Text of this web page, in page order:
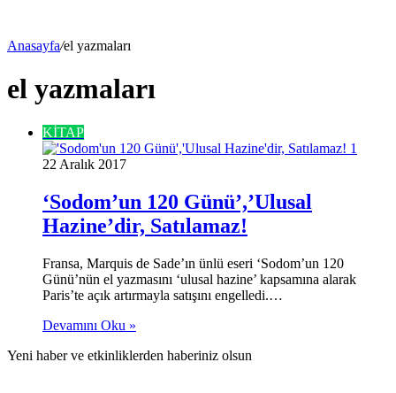
Anasayfa/el yazmaları
el yazmaları
KİTAP
22 Aralık 2017
‘Sodom’un 120 Günü’,’Ulusal
Hazine’dir, Satılamaz!
Fransa, Marquis de Sade’ın ünlü eseri ‘Sodom’un 120
Günü’nün el yazmasını ‘ulusal hazine’ kapsamına alarak
Paris’te açık artırmayla satışını engelledi.…
Devamını Oku »
Yeni haber ve etkinliklerden haberiniz olsun